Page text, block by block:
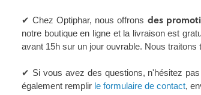
✔ Chez Optiphar, nous offrons des
notre boutique en ligne et la livraison est
avant 15h sur un jour ouvrable. Nous
✔ Si vous avez des questions, n'hésitez
également remplir le formulaire de contact,